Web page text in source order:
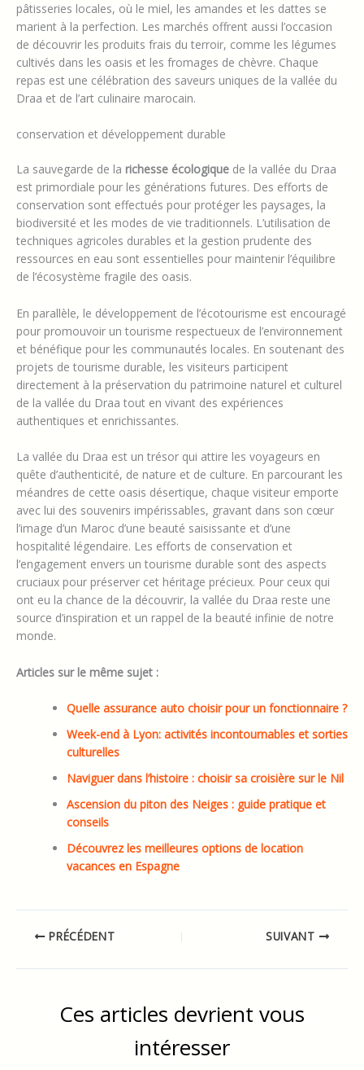
pâtisseries locales, où le miel, les amandes et les dattes se
marient à la perfection. Les marchés offrent aussi l’occasion
de découvrir les produits frais du terroir, comme les légumes
cultivés dans les oasis et les fromages de chèvre. Chaque
repas est une célébration des saveurs uniques de la vallée du
Draa et de l’art culinaire marocain.
conservation et développement durable
La sauvegarde de la richesse écologique de la vallée du Draa
est primordiale pour les générations futures. Des efforts de
conservation sont effectués pour protéger les paysages, la
biodiversité et les modes de vie traditionnels. L’utilisation de
techniques agricoles durables et la gestion prudente des
ressources en eau sont essentielles pour maintenir l’équilibre
de l’écosystème fragile des oasis.
En parallèle, le développement de l’écotourisme est encouragé
pour promouvoir un tourisme respectueux de l’environnement
et bénéfique pour les communautés locales. En soutenant des
projets de tourisme durable, les visiteurs participent
directement à la préservation du patrimoine naturel et culturel
de la vallée du Draa tout en vivant des expériences
authentiques et enrichissantes.
La vallée du Draa est un trésor qui attire les voyageurs en
quête d’authenticité, de nature et de culture. En parcourant les
méandres de cette oasis désertique, chaque visiteur emporte
avec lui des souvenirs impérissables, gravant dans son cœur
l’image d’un Maroc d’une beauté saisissante et d’une
hospitalité légendaire. Les efforts de conservation et
l’engagement envers un tourisme durable sont des aspects
cruciaux pour préserver cet héritage précieux. Pour ceux qui
ont eu la chance de la découvrir, la vallée du Draa reste une
source d’inspiration et un rappel de la beauté infinie de notre
monde.
Articles sur le même sujet :
Quelle assurance auto choisir pour un fonctionnaire ?
Week-end à Lyon: activités incontournables et sorties
culturelles
Naviguer dans l’histoire : choisir sa croisière sur le Nil
Ascension du piton des Neiges : guide pratique et
conseils
Découvrez les meilleures options de location
vacances en Espagne
PRÉCÉDENT SUIVANT
Ces articles devrient vous
intéresser